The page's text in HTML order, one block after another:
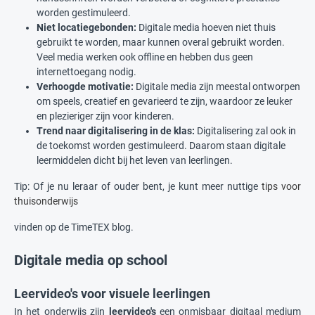
worden gestimuleerd.
Niet locatiegebonden: Digitale media hoeven niet thuis
gebruikt te worden, maar kunnen overal gebruikt worden.
Veel media werken ook offline en hebben dus geen
internettoegang nodig.
Verhoogde motivatie: Digitale media zijn meestal ontworpen
om speels, creatief en gevarieerd te zijn, waardoor ze leuker
en plezieriger zijn voor kinderen.
Trend naar digitalisering in de klas: Digitalisering zal ook in
de toekomst worden gestimuleerd. Daarom staan digitale
leermiddelen dicht bij het leven van leerlingen.
Tip: Of je nu leraar of ouder bent, je kunt meer nuttige tips voor
thuisonderwijs
vinden op de TimeTEX blog.
Digitale media op school
Leervideo's voor visuele leerlingen
In het onderwijs zijn leervideo'seen onmisbaar digitaal medium